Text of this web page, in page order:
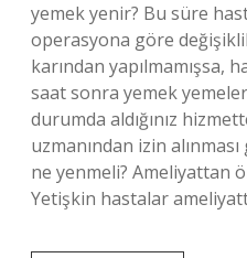
yemek yenir? Bu süre
operasyona göre
karından yapılmamışsa,
saat sonra yemek
durumda aldığınız
uzmanından izin
ne yenmeli? Ameliyattan
Yetişkin hastalar